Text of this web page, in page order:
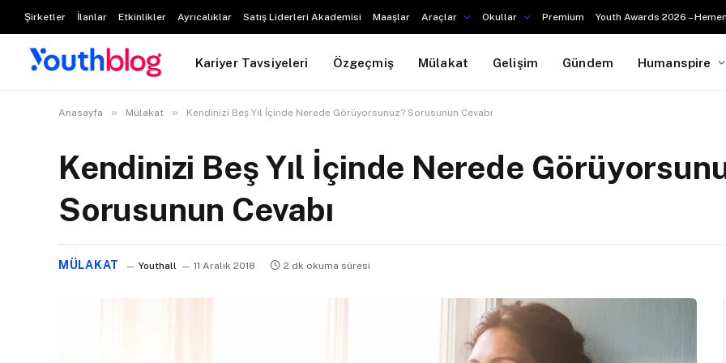
Şirketler İlanlar Etkinlikler Ayrıcalıklar Satış Liderleri Akademisi Maaşlar Araçlar Okullar Premium Youth Awards 2026 –
Kariyer Tavsiyeleri Özgeçmiş Mülakat Gelişim Gündem Humanspire
Anasayfa » Mülakat » Kendinizi Beş Yıl İçinde Nerede Görüyorsunuz? Sorusunun Cevabı
Kendinizi Beş Yıl İçinde Nerede
Sorusunun Cevabı
MÜLAKAT Youthall 11 Aralık 2018 2 dk okuma süresi